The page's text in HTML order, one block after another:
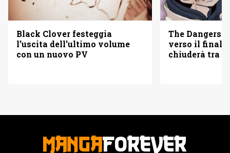
Black Clover festeggia
l’uscita dell’ultimo volume
con un nuovo PV
The Dangers
verso il
chiuderà tra